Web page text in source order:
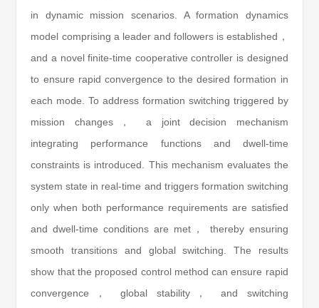
in dynamic mission scenarios. A formation dynamics
model comprising a leader and followers is established，
and a novel finite-time cooperative controller is designed
to ensure rapid convergence to the desired formation in
each mode. To address formation switching triggered by
mission changes， a joint decision mechanism
integrating performance functions and dwell-time
constraints is introduced. This mechanism evaluates the
system state in real-time and triggers formation switching
only when both performance requirements are satisfied
and dwell-time conditions are met， thereby ensuring
smooth transitions and global switching. The results
show that the proposed control method can ensure rapid
convergence， global stability， and switching